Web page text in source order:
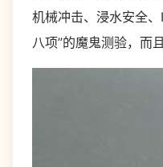
机械冲击、浸水安全
八项”的魔鬼测验，而